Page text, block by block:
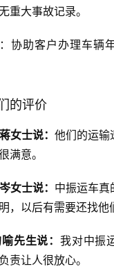
重大事故记录。
协助客户办理车辆
的评价
女士说： 他们的运输
满意。
女士说： 中振运车真
，以后有需要还找他
先生说： 我对中振
责让人很放心。